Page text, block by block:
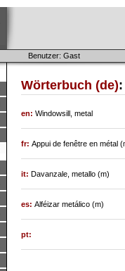
Benutzer: Gast
Wörterbuch (de)
en: Windowsill, metal
fr: Appui de fenêtre en métal
it: Davanzale, metallo (m)
es: Alféizar metálico (m)
pt: